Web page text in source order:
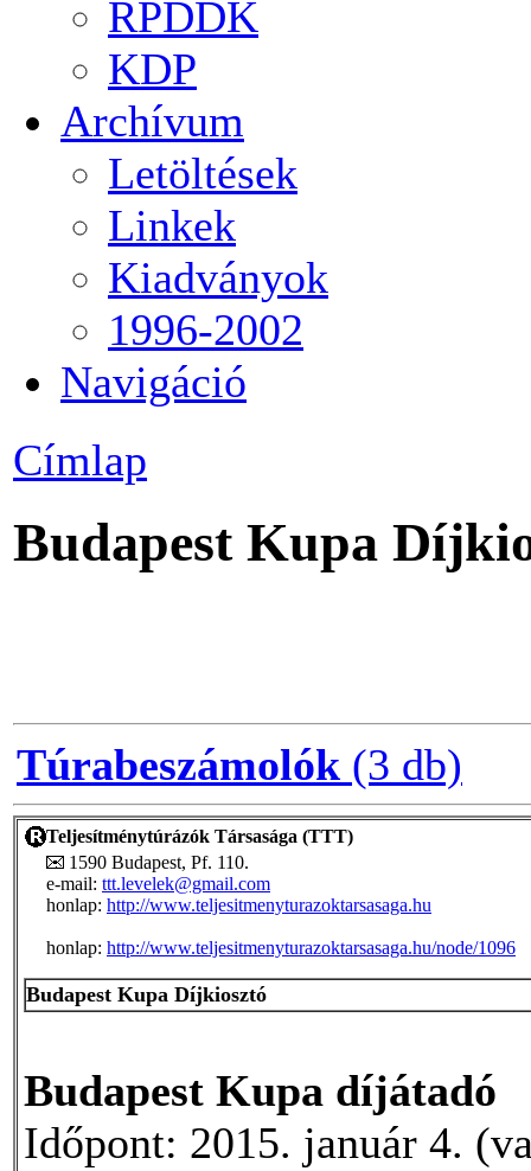
RPDDK
KDP
Archívum
Letöltések
Linkek
Kiadványok
1996-2002
Navigáció
Címlap
Budapest Kupa
Túrabeszámolók (3 db)
Teljesítménytúrázók Társasága (TTT)
1590 Budapest, Pf. 110.
e-mail: ttt.levelek@gmail.com
honlap: http://www.teljesitmenyturazoktarsasaga.hu
honlap: http://www.teljesitmenyturazoktarsasaga.hu/node/1096
Budapest Kupa Díjkiosztó
Budapest Kupa díjátadó
Időpont: 2015. január 4.